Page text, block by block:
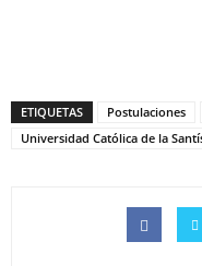
ETIQUETAS Postulaciones
Universidad Católica de la